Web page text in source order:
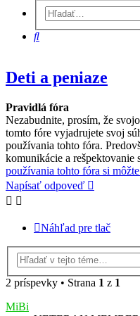
Hľadať
Deti a peniaze
Pravidlá fóra
Nezabudnite, prosím, že
tomto fóre vyjadrujete svoj
používania tohto fóra.
komunikácie a rešpektovanie
používania tohto fóra si
Napísať odpoveď
Náhľad pre tlač
2 príspevky • Strana 1 z 1
MiBi